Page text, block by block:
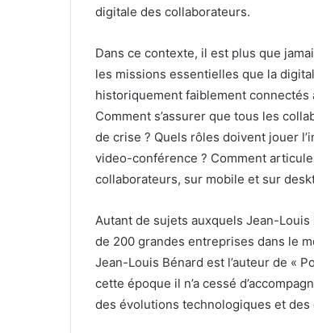
digitale des collaborateurs.
Dans ce contexte, il est plus que
les missions essentielles que la
historiquement faiblement connectés
Comment s’assurer que tous les
de crise ? Quels rôles doivent jouer
video-conférence ? Comment
collaborateurs, sur mobile et sur
Autant de sujets auxquels Jean-Louis
de 200 grandes entreprises dans le
Jean-Louis Bénard est l’auteur de «
cette époque il n’a cessé
des évolutions technologiques et